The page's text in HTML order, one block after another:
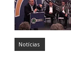
Notícias